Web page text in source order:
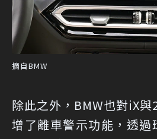
摘自BMW
除此之外，BMW也對iX
增了離車警示功能，透過